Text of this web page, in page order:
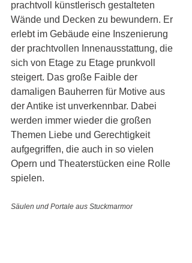
prachtvoll künstlerisch gestalteten
Wände und Decken zu bewundern. Er
erlebt im Gebäude eine Inszenierung
der prachtvollen Innenausstattung, die
sich von Etage zu Etage prunkvoll
steigert. Das große Faible der
damaligen Bauherren für Motive aus
der Antike ist unverkennbar. Dabei
werden immer wieder die großen
Themen Liebe und Gerechtigkeit
aufgegriffen, die auch in so vielen
Opern und Theaterstücken eine Rolle
spielen.
Säulen und Portale aus Stuckmarmor